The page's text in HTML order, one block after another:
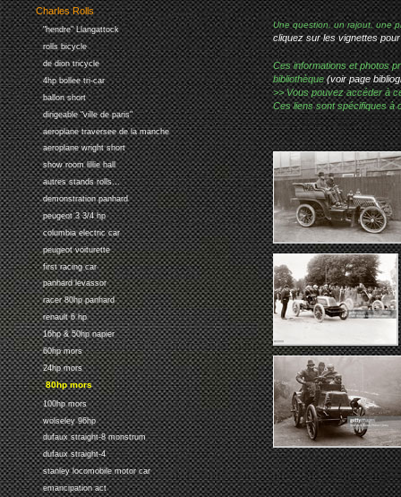
Charles Rolls
"hendre" Llangattock
rolls bicycle
de dion tricycle
4hp bollee tri-car
ballon short
dirigeable "ville de paris"
aeroplane traversee de la manche
aeroplane wright short
show room lillie hall
autres stands rolls...
demonstration panhard
peugeot 3 3/4 hp
columbia electric car
peugeot voiturette
first racing car
panhard levassor
racer 80hp panhard
renault 6 hp
16hp & 50hp napier
60hp mors
24hp mors
80hp mors
100hp mors
wolseley 96hp
dufaux straight-8 monstrum
dufaux straight-4
stanley locomobile motor car
emancipation act
Une question, un rajout, une
cliquez sur les vignettes
Ces informations et photos
bibliothèque(voir page
>> Vous pouvez accéder à
Ces liens sont spécifiques à